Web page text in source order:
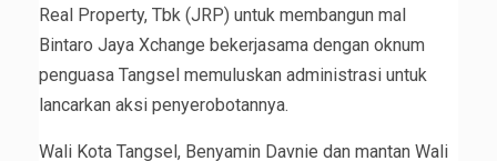
Real Property, Tbk (JRP) untuk membangun mal
Bintaro Jaya Xchange bekerjasama dengan oknum
penguasa Tangsel memuluskan administrasi untuk
lancarkan aksi penyerobotannya.
Wali Kota Tangsel, Benyamin Davnie dan mantan Wali